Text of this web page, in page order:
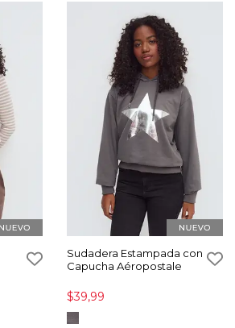
Sudadera Estampada con
Capucha Aéropostale
$39,99